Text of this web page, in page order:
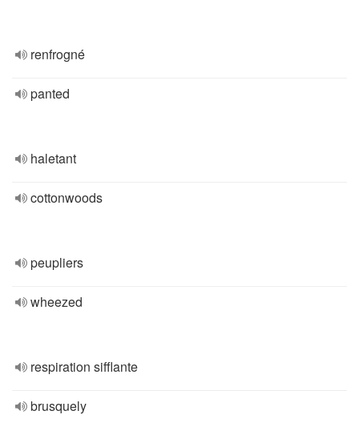
renfrogné
panted
haletant
cottonwoods
peupliers
wheezed
respiration sifflante
brusquely